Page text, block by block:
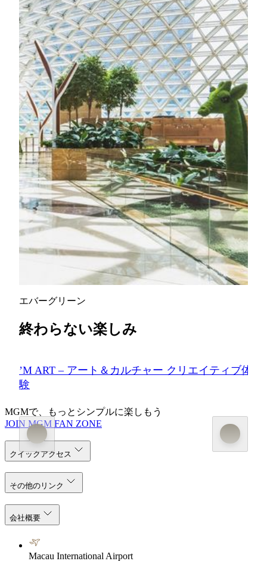
ーロッパの街並みとマカオのポルトガル文化をモチー
フにした壮大な空間です。ゲストをMGM MACAUの
最高へ導く、レストランやエンターテインメント、イ
ベント、ショッピング、会議などの拠点となり、フォ
ーブス5つ星リゾートならではの快適さをお届けしま
す。
もっと読みます
The Spectacle
MGM COTAIの「The Spectacle 」は、世界最大の自立
型グラスルーフとして、マカオで初めて建築・構造部
門のギネス世界記録™に認定された施設です。ホテル
ロビーからレストランやショップへと直結し、訪れる
ゲストに多感覚の特別な体験をお届けします。 さら
に「Nature’s Art」では、10万株以上の植物が彩る屋内
ガーデンをご覧いただけます。自然と最新デザインを
融合させ、サステナブルな発想でつくられた癒やしの
空間をぜひお楽しみください。
エバーグリーン
終わらない楽しみ
’M ART – アート＆カルチャー クリエイティブ体
験
MGMで、もっとシンプルに楽しもう
JOIN MGM FAN ZONE
クイックアクセス
その他のリンク
会社概要
Macau International Airport